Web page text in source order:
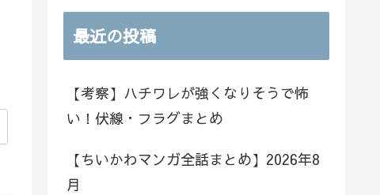
最近の投稿
【考察】ハチワレが強くなりそうで怖
い！伏線・フラグまとめ
【ちいかわマンガ全話まとめ】2026年8
月